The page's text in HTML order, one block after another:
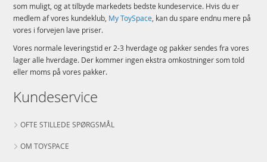
som muligt, og at tilbyde markedets bedste kundeservice. Hvis du er
medlem af vores kundeklub, My ToySpace, kan du spare endnu mere på
vores i forvejen lave priser.
Vores normale leveringstid er 2-3 hverdage og pakker sendes fra vores
lager alle hverdage. Der kommer ingen ekstra omkostninger som told
eller moms på vores pakker.
Kundeservice
OFTE STILLEDE SPØRGSMÅL
OM TOYSPACE